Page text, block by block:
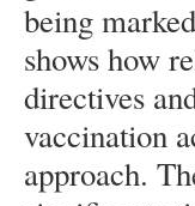
being
shows how
directives
vaccination
approach.